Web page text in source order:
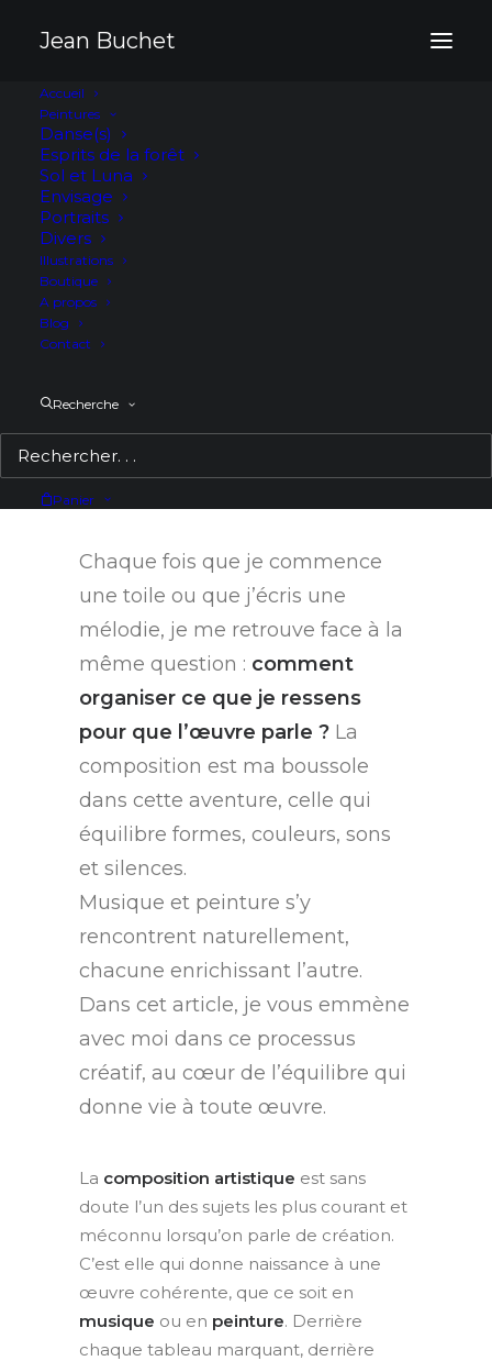
Jean Buchet
Accueil
Peintures
Danse(s)
Esprits de la forêt
Sol et Luna
Envisage
Portraits
Divers
Illustrations
Boutique
A propos
Blog
Contact
Recherche
Panier
La composition : le
lien intime entre
musique et peinture
5 JANVIER 2026
Accueil
Coulisses
La composition : le lien intime entre musique et
Chaque fois que je commence
une toile ou que j’écris une
mélodie, je me retrouve face à la
même question : comment
organiser ce que je ressens
pour que l’œuvre parle ? La
composition est ma boussole
dans cette aventure, celle qui
équilibre formes, couleurs, sons
et silences.
Musique et peinture s’y
rencontrent naturellement,
chacune enrichissant l’autre.
Dans cet article, je vous emmène
avec moi dans ce processus
créatif, au cœur de l’équilibre qui
donne vie à toute œuvre.
La composition artistique est sans
doute l’un des sujets les plus courant et
méconnu lorsqu’on parle de création.
C’est elle qui donne naissance à une
œuvre cohérente, que ce soit en
musique ou en peinture. Derrière
chaque tableau marquant, derrière